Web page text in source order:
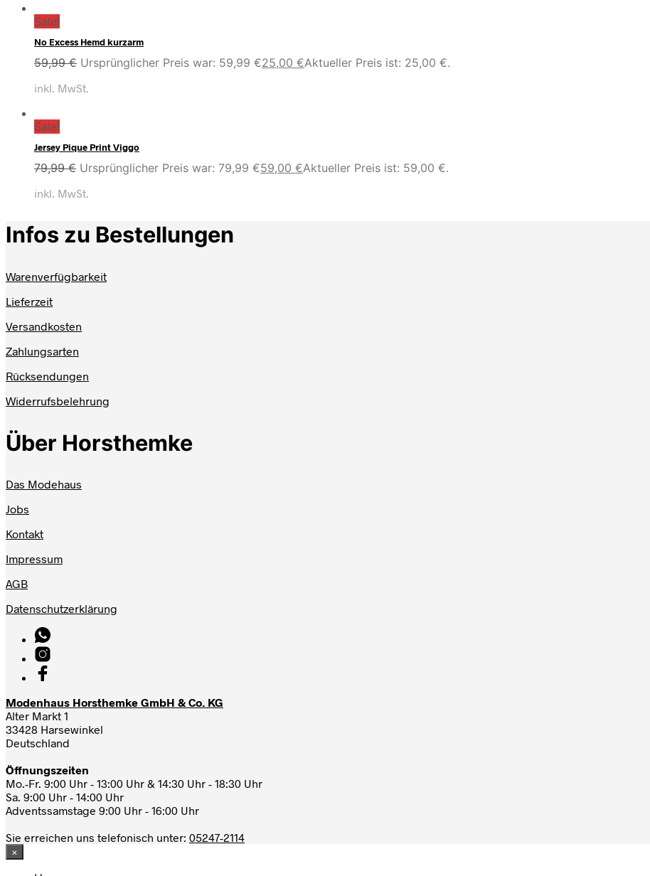
Sale!
No Excess Hemd kurzarm
59,99€ Ursprünglicher Preis war: 59,99 €25,00 €Aktueller Preis ist: 25,00 €.
inkl. MwSt.
Sale!
Jersey Pique Print Viggo
79,99€ Ursprünglicher Preis war: 79,99 €59,00 €Aktueller Preis ist: 59,00 €.
inkl. MwSt.
Infos zu Bestellungen
Warenverfügbarkeit
Lieferzeit
Versandkosten
Zahlungsarten
Rücksendungen
Widerrufsbelehrung
Über Horsthemke
Das Modehaus
Jobs
Kontakt
Impressum
AGB
Datenschutzerklärung
Modenhaus Horsthemke GmbH & Co. KG
Alter Markt 1
33428 Harsewinkel
Deutschland
Öffnungszeiten
Mo.-Fr. 9:00 Uhr - 13:00 Uhr & 14:30 Uhr - 18:30 Uhr
Sa. 9:00 Uhr - 14:00 Uhr
Adventssamstage 9:00 Uhr - 16:00 Uhr
Sie erreichen uns telefonisch unter: 05247-2114
×